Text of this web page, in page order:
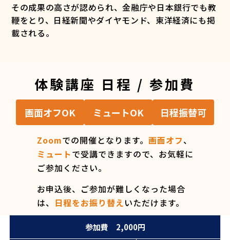
その成果の高さが認められ、金融庁や日本銀行でも教
鞭をとり、日経新聞やダイヤモンド、東洋経済にも掲
載される。
体験講座 日程 / 参加費
画面オフOK ミュートOK 日程振替可
Zoomでの開催となります。 画面オフ、
ミュートで受講できますので、お気軽に
ご参加ください。
お申込後、ご参加が難しくなった場合
は、 日程をお振り替えいただけます。